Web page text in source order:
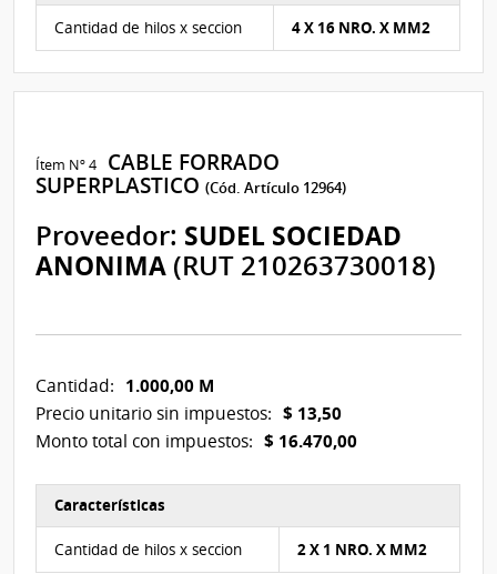
Características del Ítem Nº 3
Cantidad de hilos x seccion 4 X 16 NRO. X MM2
Ítem Nº 4
CABLE FORRADO
SUPERPLASTICO(Cód. Artículo 12964)
Proveedor: SUDEL SOCIEDAD
ANONIMA (RUT 210263730018)
Cantidad: 1.000,00 M
Precio unitario sin impuestos: $ 13,50
Monto total con impuestos: $ 16.470,00
Características
Cantidad de hilos x seccion 2 X 1 NRO. X MM2